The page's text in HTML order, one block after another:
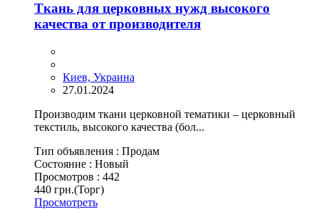
Ткань для церковных нужд высокого
качества от производителя
Киев, Украина
27.01.2024
Производим ткани церковной тематики – церковный
текстиль, высокого качества (бол...
Тип объявления : Продам
Состояние : Новый
Просмотров : 442
440 грн.(Торг)
Просмотреть